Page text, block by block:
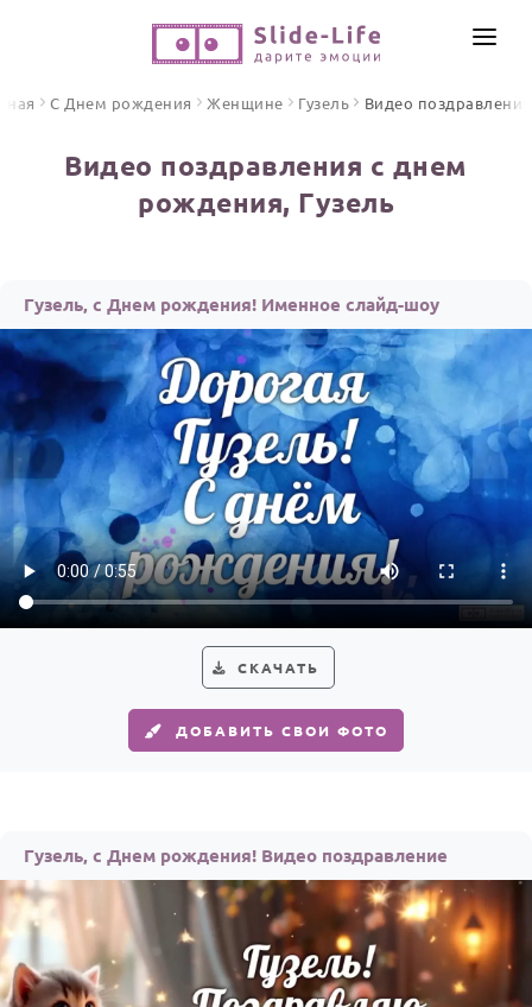
ПО ФОРМАТУ
Открытки
Стихи и тексты
ПРАЗДНИКИ
С Днем рождения
Юбилей
Свадьба
Годовщина свадьбы
Календарь праздников
Женщине
Мужчине
Детям
Все родственники
ПЕРСОНАЛЬНЫЕ
Пожелания
ИНСТРУМЕНТЫ
ОТЗЫВЫ
С Днем рождения Женщине Гузель Видео поздравления
Видео поздравления с днем
рождения, Гузель
Гузель, с Днем рождения! Именное слайд-шоу
СКАЧАТЬ
ДОБАВИТЬ СВОИ ФОТО
Гузель, с Днем рождения! Видео поздравление